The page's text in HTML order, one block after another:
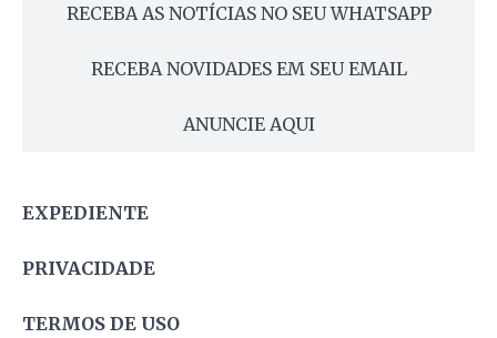
RECEBA AS NOTÍCIAS NO SEU WHATSAPP
RECEBA NOVIDADES EM SEU EMAIL
ANUNCIE AQUI
EXPEDIENTE
PRIVACIDADE
TERMOS DE USO